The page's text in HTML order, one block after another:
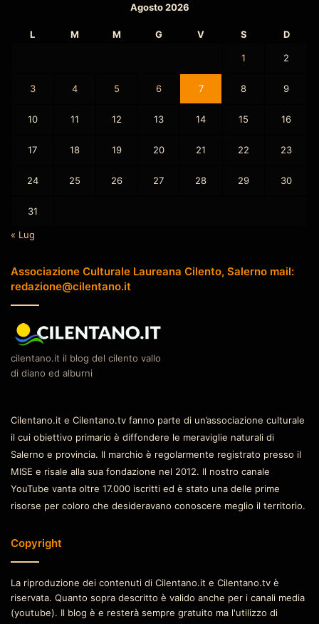
Agosto 2026
L M M G V S D
1 2
3 4 5 6 7 8 9
10 11 12 13 14 15 16
17 18 19 20 21 22 23
24 25 26 27 28 29 30
31
« Lug
Associazione Culturale Laureana Cilento, Salerno mail:
redazione@cilentano.it
cilentano.it il blog del cilento vallo
di diano ed alburni
Cilentano.it e Cilentano.tv fanno parte di un’associazione culturale
il cui obiettivo primario è diffondere le meraviglie naturali di
Salerno e provincia. Il marchio è regolarmente registrato presso il
MISE e risale alla sua fondazione nel 2012. Il nostro canale
YouTube vanta oltre 17.000 iscritti ed è stato una delle prime
risorse per coloro che desideravano conoscere meglio il territorio.
Copyright
La riproduzione dei contenuti di Cilentano.it e Cilentano.tv è
riservata. Quanto sopra descritto è valido anche per i canali media
(youtube). Il blog è e resterà sempre gratuito ma l'utilizzo di